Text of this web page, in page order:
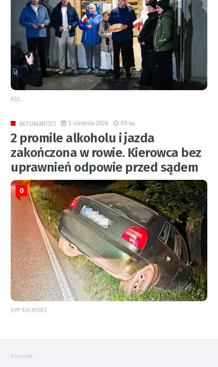
RED.
AKTUALNOŚCI 5 sierpnia 2026 09:44
2 promile alkoholu i jazda
zakończona w rowie. Kierowca bez
uprawnień odpowie przed sądem
0
KPP RACIBÓRZ
REKLAMA